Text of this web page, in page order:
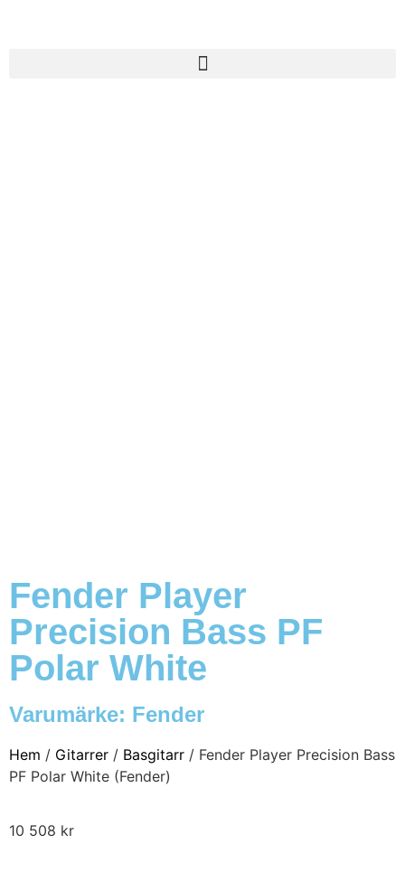
Fender Player
Precision Bass PF
Polar White
Varumärke: Fender
Hem / Gitarrer / Basgitarr / Fender Player Precision Bass
PF Polar White (Fender)
10 508 kr